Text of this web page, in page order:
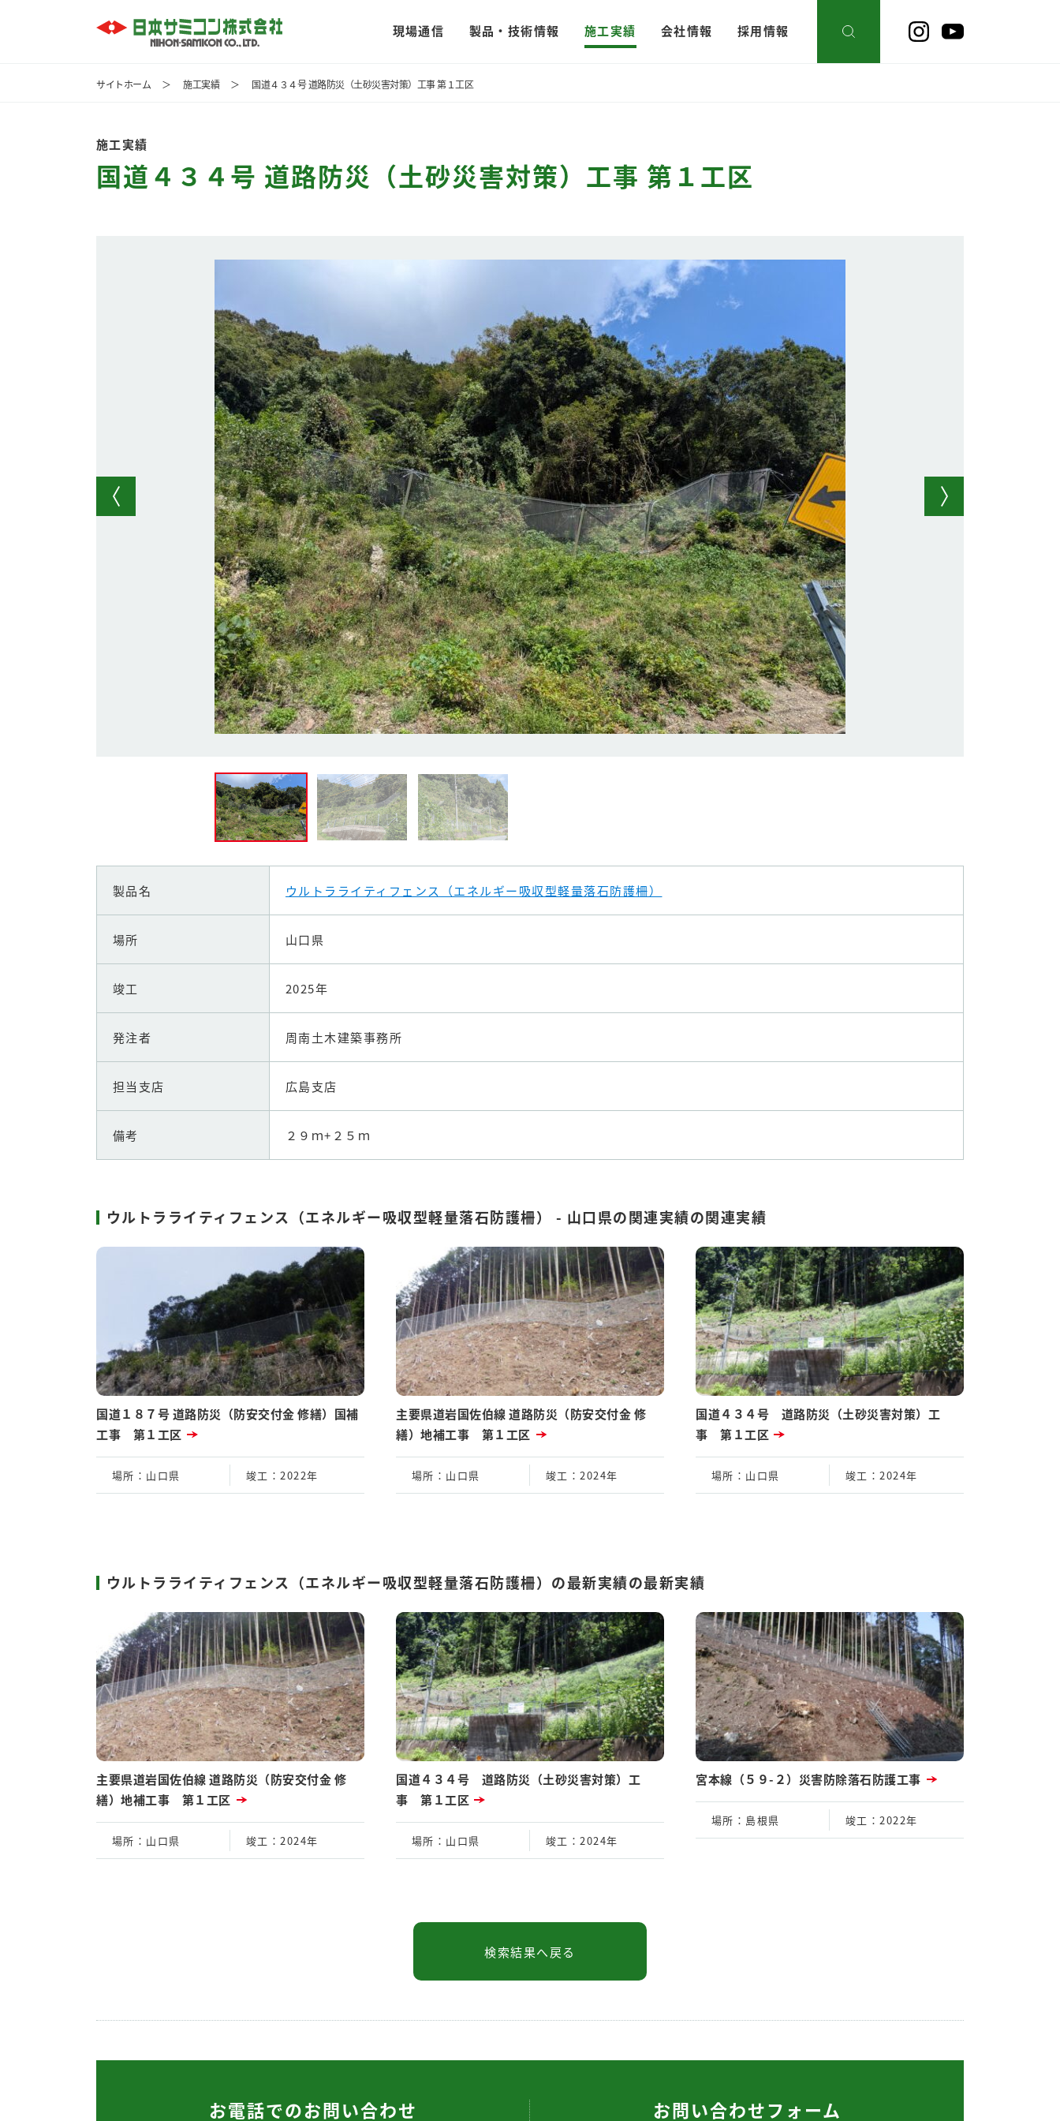
現場通信 製品・技術情報 施工実績 会社情報 採用情報
サイトホーム ＞ 施工実績 ＞ 国道４３４号 道路防災（土砂災害対策）工事 第１工区
施工実績
国道４３４号 道路防災（土砂災害対策）工事 第１工区
製品名 ウルトラライティフェンス（エネルギー吸収型軽量落石防護柵）
場所 山口県
竣工 2025年
発注者 周南土木建築事務所
担当支店 広島支店
備考 ２９ｍ+２５ｍ
ウルトラライティフェンス（エネルギー吸収型軽量落石防護柵） - 山口県の関連実績の関連実績
国道１８７号 道路防災（防安交付金 修繕）国補
工事 第１工区
場所 ：山口県 竣工 ：2022年
主要県道岩国佐伯線 道路防災（防安交付金 修
繕）地補工事 第１工区
場所 ：山口県 竣工 ：2024年
国道４３４号 道路防災（土砂災害対策）工
事 第１工区
場所 ：山口県 竣工 ：2024年
ウルトラライティフェンス（エネルギー吸収型軽量落石防護柵）の最新実績の最新実績
主要県道岩国佐伯線 道路防災（防安交付金 修
繕）地補工事 第１工区
場所 ：山口県 竣工 ：2024年
国道４３４号 道路防災（土砂災害対策）工
事 第１工区
場所 ：山口県 竣工 ：2024年
宮本線（５９-２）災害防除落石防護工事
場所 ：島根県 竣工 ：2022年
お電話でのお問い合わせ お問い合わせフォーム